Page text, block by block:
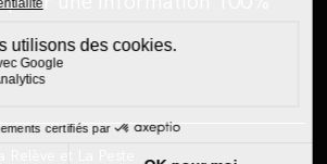
et La Peste